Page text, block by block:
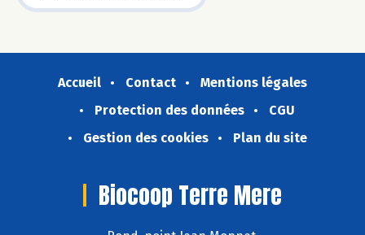
Accueil Contact
Mentions légales
Protection des données
CGU
Gestion des cookies
Plan du site
Biocoop Terre Mere